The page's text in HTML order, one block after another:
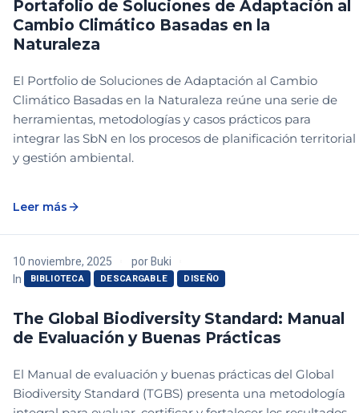
Portafolio de Soluciones de Adaptación al
Cambio Climático Basadas en la
Naturaleza
El Portfolio de Soluciones de Adaptación al Cambio
Climático Basadas en la Naturaleza reúne una serie de
herramientas, metodologías y casos prácticos para
integrar las SbN en los procesos de planificación territorial
y gestión ambiental.
Leer más
10 noviembre, 2025 porBuki
In
BIBLIOTECA DESCARGABLE DISEÑO
The Global Biodiversity Standard: Manual
de Evaluación y Buenas Prácticas
El Manual de evaluación y buenas prácticas del Global
Biodiversity Standard (TGBS) presenta una metodología